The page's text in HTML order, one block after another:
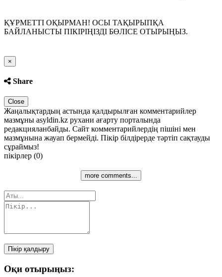
ҚҰРМЕТТІ ОҚЫРМАН! ОСЫ ТАҚЫРЫПҚА
БАЙЛАНЫСТЫ ПІКІРІҢІЗДІ БӨЛІСЕ ОТЫРЫҢЫЗ.
×
Share
Close
Жаңалықтардың астында қалдырылған комментарийлер
мазмұны asyldin.kz рухани ағарту порталында
редакцияланбайды. Сайт комментарийлердің пішіні мен
мазмұнына жауап бермейді. Пікір білдірерде тәртіп сақтауды
сұраймыз!
пікірлер (0)
more comments...
Пікір қалдыру
Оқи отырыңыз: